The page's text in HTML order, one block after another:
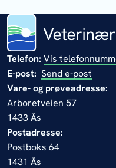
Telefon: Vis
E-post: Send e-post
Vare- og prøveadresse:
Arboretveien 57
1433 Ås
Postadresse:
Postboks 64
1431 Ås